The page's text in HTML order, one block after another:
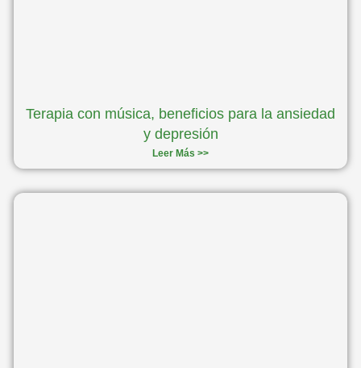
Terapia con música, beneficios para la ansiedad
y depresión
Leer Más >>